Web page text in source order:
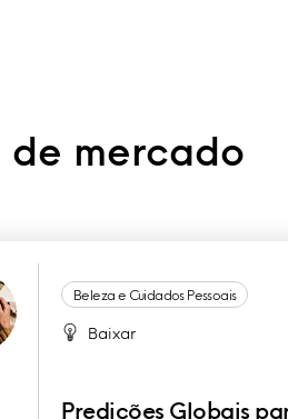
de mercado
Beleza e Cuidados Pessoais
Baixar
Predições Globais